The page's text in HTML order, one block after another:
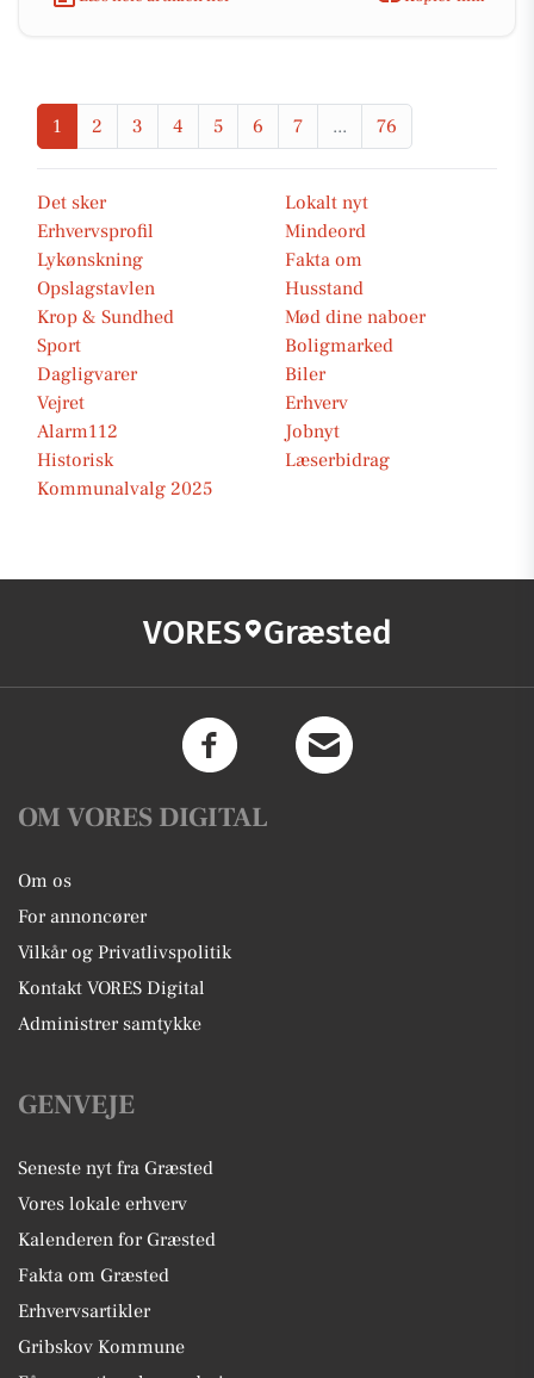
1 2 3 4 5 6 7 ... 76
Det sker
Lokalt nyt
Erhvervsprofil
Mindeord
Lykønskning
Fakta om
Opslagstavlen
Husstand
Krop & Sundhed
Mød dine naboer
Sport
Boligmarked
Dagligvarer
Biler
Vejret
Erhverv
Alarm112
Jobnyt
Historisk
Læserbidrag
Kommunalvalg 2025
VORES Græsted
OM VORES DIGITAL
Om os
For annoncører
Vilkår og Privatlivspolitik
Kontakt VORES Digital
Administrer samtykke
GENVEJE
Seneste nyt fra Græsted
Vores lokale erhverv
Kalenderen for Græsted
Fakta om Græsted
Erhvervsartikler
Gribskov Kommune